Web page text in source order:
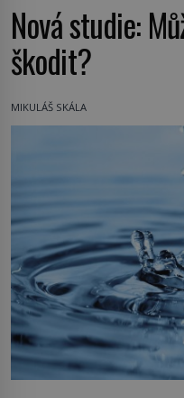
Nová studie:
škodit?
MIKULÁŠ SKÁLA